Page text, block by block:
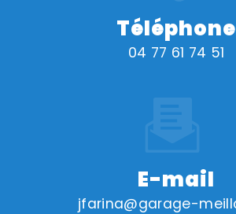
Téléphone
04 77 61 74 51
E-mail
jfarina@garage-